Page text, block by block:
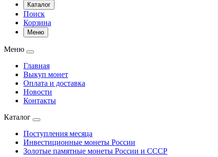
Каталог
Поиск
Корзина
Меню
Меню
Главная
Выкуп монет
Оплата и доставка
Новости
Контакты
Каталог
Поступления месяца
Инвестиционные монеты России
Золотые памятные монеты России и СССР